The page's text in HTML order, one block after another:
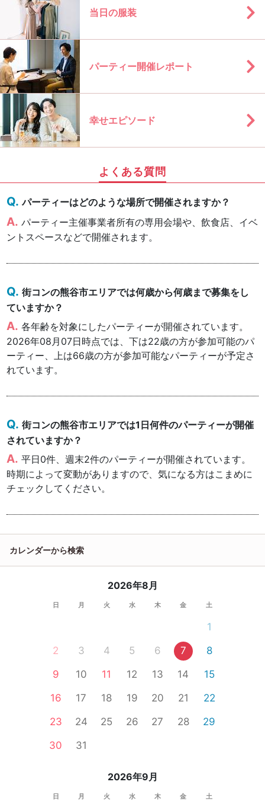
当日の服装
パーティー開催レポート
幸せエピソード
よくある質問
パーティーはどのような場所で開催されますか？
パーティー主催事業者所有の専用会場や、飲食店、イベ
ントスペースなどで開催されます。
街コンの熊谷市エリアでは何歳から何歳まで募集をし
ていますか？
各年齢を対象にしたパーティーが開催されています。
2026年08月07日時点では、下は22歳の方が参加可能のパ
ーティー、上は66歳の方が参加可能なパーティーが予定さ
れています。
街コンの熊谷市エリアでは1日何件のパーティーが開催
されていますか？
平日0件、週末2件のパーティーが開催されています。
時期によって変動がありますので、気になる方はこまめに
チェックしてください。
カレンダーから検索
2026年8月
日 月 火 水 木 金 土
1
2
3 4 5 6 7
8
9
10 11 12 13 14
15
16
17 18 19 20 21
22
23
24 25 26 27 28
29
30
31
2026年9月
日 月 火 水 木 金 土